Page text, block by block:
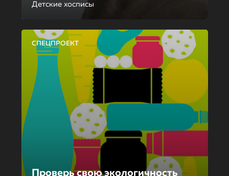
Детские хосписы
СПЕЦПРОЕКТ
Проверь свою экологичность